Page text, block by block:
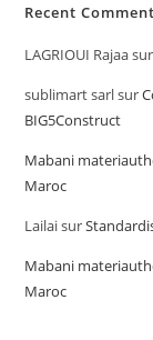
Recent
LAGRIOUI Rajaa
sublimart sarlsur
BIG5Construct
Mabani
Maroc
Lailaisur
Mabani
Maroc